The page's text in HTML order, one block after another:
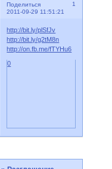
Поделиться
1
2011-09-29 11:51:21
http://bit.ly/plSfJv
http://bit.ly/g2tM8n
http://on.fb.me/fTYHu6
0